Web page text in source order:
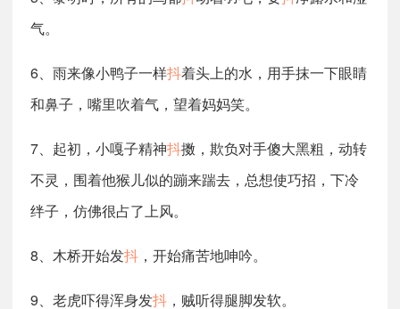
气。
6、雨来像小鸭子一样抖着头上的水，用手抹一下眼睛
和鼻子，嘴里吹着气，望着妈妈笑。
7、起初，小嘎子精神抖擞，欺负对手傻大黑粗，动转
不灵，围着他猴儿似的蹦来踹去，总想使巧招，下冷
绊子，仿佛很占了上风。
8、木桥开始发抖 ，开始痛苦地呻吟。
9、老虎吓得浑身发抖 ，贼听得腿脚发软。